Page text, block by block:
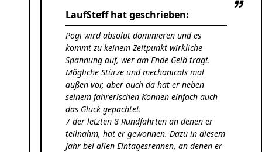
LaufSteff hat geschrieben:
Pogi wird absolut dominieren und es
kommt zu keinem Zeitpunkt wirkliche
Spannung auf, wer am Ende Gelb trägt.
Mögliche Stürze und mechanicals mal
außen vor, aber auch da hat er neben
seinem fahrerischen Können einfach auch
das Glück gepachtet.
7 der letzten 8 Rundfahrten an denen er
teilnahm, hat er gewonnen. Dazu in diesem
Jahr bei allen Eintagesrennen, an denen er